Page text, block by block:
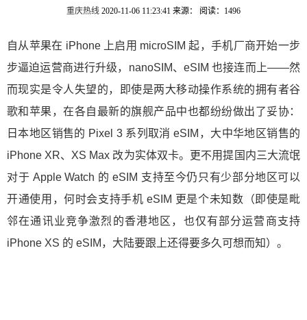
重庆热线 2020-11-06 11:23:41 来源： 阅读：1496
自从苹果在 iPhone 上启用 microSIM 起，手机厂商开始一步
步逼迫运营商进行升级，nanoSIM、eSIM 也接连而上——然
而现实是令人失望的，即使是两大移动操作系统的拥有者谷
歌和苹果，在各自最新的旗舰产品中也都纷纷做出了妥协：
日本地区销售的 Pixel 3 系列取消 eSIM，大中华地区销售的
iPhone XR、XS Max 改为实体双卡。更不用提国内三大流氓
对于 Apple Watch 的 eSIM 支持至今仍只有少部分地区可以
开通使用，何时会支持手机 eSIM 更是个未知数（即使是毗
邻在通讯业竞争激烈的香港地区，也仅有部分运营商支持
iPhone XS 的 eSIM，大陆要跟上还得要多久可想而知）。